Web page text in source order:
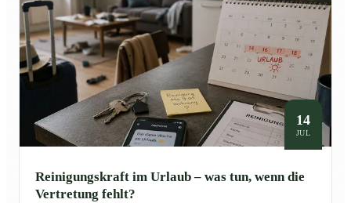
14
JUL
Reinigungskraft im Urlaub – was tun, wenn die
Vertretung fehlt?